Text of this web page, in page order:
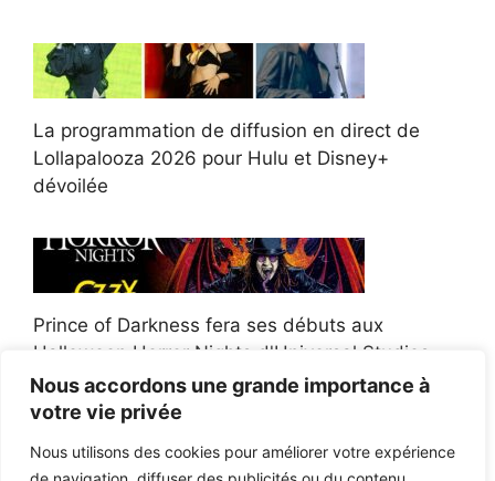
Nous accordons une grande importance à
votre vie privée
Nous utilisons des cookies pour améliorer votre expérience
La programmation de diffusion en direct de
Lollapalooza 2026 pour Hulu et Disney+
dévoilée
Prince of Darkness fera ses débuts aux
Halloween Horror Nights d'Universal Studios